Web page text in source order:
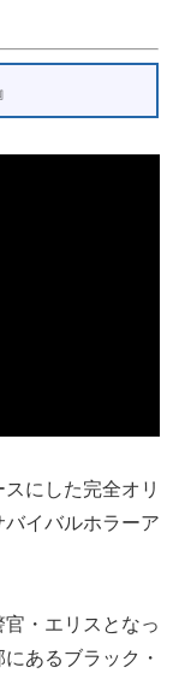
スにした完全オリ
イバルホラーア
・エリスとなっ
あるブラック・